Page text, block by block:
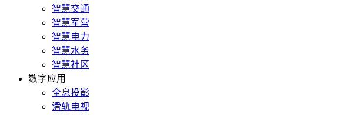
智慧交通
智慧军营
智慧电力
智慧水务
智慧社区
数字应用
全息投影
滑轨电视